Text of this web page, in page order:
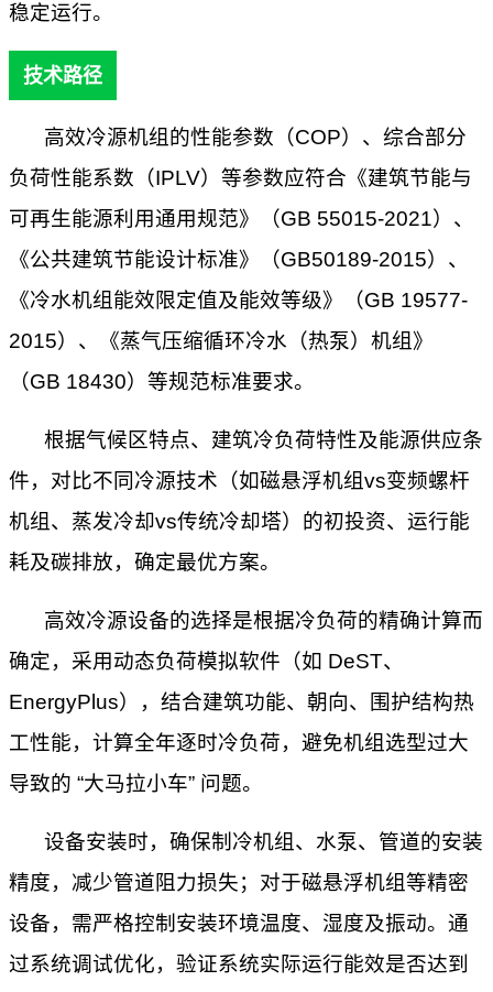
稳定运行。
技术路径
高效冷源机组的性能参数（COP）、综合部分
负荷性能系数（IPLV）等参数应符合《建筑节能与
可再生能源利用通用规范》（GB 55015-2021）、
《公共建筑节能设计标准》（GB50189-2015）、
《冷水机组能效限定值及能效等级》（GB 19577-
2015）、《蒸气压缩循环冷水（热泵）机组》
（GB 18430）等规范标准要求。
根据气候区特点、建筑冷负荷特性及能源供应条
件，对比不同冷源技术（如磁悬浮机组vs变频螺杆
机组、蒸发冷却vs传统冷却塔）的初投资、运行能
耗及碳排放，确定最优方案。
高效冷源设备的选择是根据冷负荷的精确计算而
确定，采用动态负荷模拟软件（如 DeST、
EnergyPlus），结合建筑功能、朝向、围护结构热
工性能，计算全年逐时冷负荷，避免机组选型过大
导致的 “大马拉小车” 问题。
设备安装时，确保制冷机组、水泵、管道的安装
精度，减少管道阻力损失；对于磁悬浮机组等精密
设备，需严格控制安装环境温度、湿度及振动。通
过系统调试优化，验证系统实际运行能效是否达到